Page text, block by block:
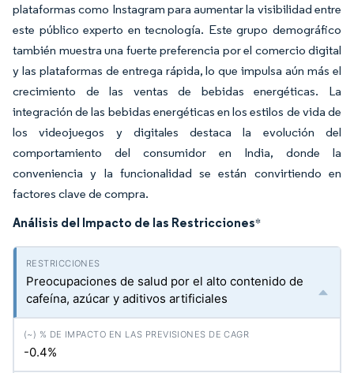
plataformas como Instagram para aumentar la visibilidad entre
este público experto en tecnología. Este grupo demográfico
también muestra una fuerte preferencia por el comercio digital
y las plataformas de entrega rápida, lo que impulsa aún más el
crecimiento de las ventas de bebidas energéticas. La
integración de las bebidas energéticas en los estilos de vida de
los videojuegos y digitales destaca la evolución del
comportamiento del consumidor en India, donde la
conveniencia y la funcionalidad se están convirtiendo en
factores clave de compra.
Análisis del Impacto de las Restricciones*
Preocupaciones de salud por el alto contenido de
cafeína, azúcar y aditivos artificiales
-0.4%